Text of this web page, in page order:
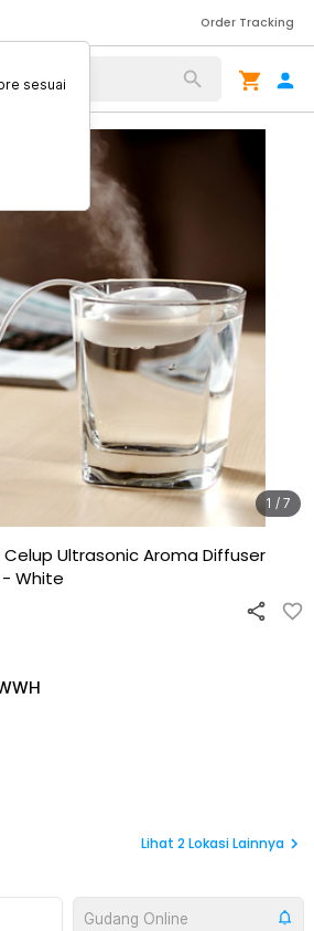
Order Tracking
1 / 7
Celup Ultrasonic Aroma Diffuser
- White
Lihat 2Lokasi Lainnya
Gudang Online
sesuai